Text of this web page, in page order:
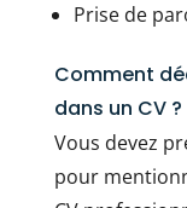
Prise de
Comment
dans un CV ?
Vous devez
pour